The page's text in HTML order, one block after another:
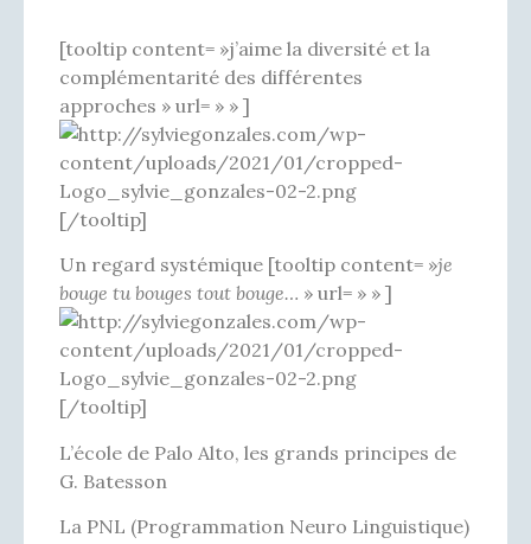
[tooltip content= »j’aime la diversité et la
complémentarité des différentes
approches » url= » » ]
[/tooltip]
Un regard systémique [tooltip content= »je
bouge tu bouges tout bouge… » url= » » ]
[/tooltip]
L’école de Palo Alto, les grands principes de
G. Batesson
La PNL (Programmation Neuro Linguistique)